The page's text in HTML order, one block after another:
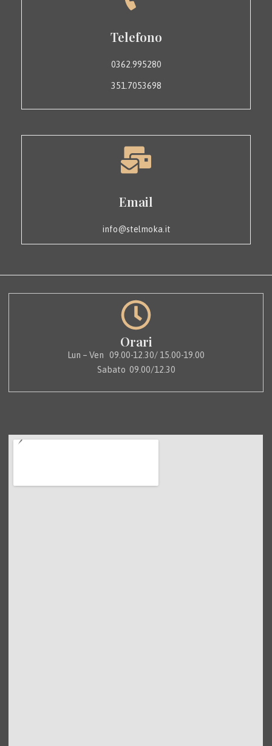
Telefono
0362.995280
351.7053698
Email
info@stelmoka.it
Orari
Lun – Ven 09.00-12.30/ 15.00-19.00
Sabato 09.00/12.30